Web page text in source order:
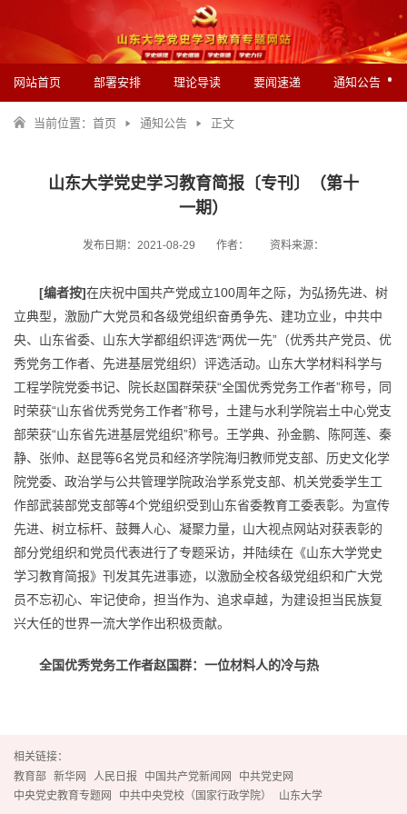
网站首页 部署安排 理论导读 要闻速递 通知公告
当前位置： 首页 通知公告 正文
山东大学党史学习教育简报〔专刊〕（第十
一期）
发布日期：2021-08-29 作者： 资料来源：
[编者按]在庆祝中国共产党成立100周年之际，为弘扬先进、树
立典型，激励广大党员和各级党组织奋勇争先、建功立业，中共中
央、山东省委、山东大学都组织评选“两优一先”（优秀共产党员、优
秀党务工作者、先进基层党组织）评选活动。山东大学材料科学与
工程学院党委书记、院长赵国群荣获“全国优秀党务工作者”称号，同
时荣获“山东省优秀党务工作者”称号，土建与水利学院岩土中心党支
部荣获“山东省先进基层党组织”称号。王学典、孙金鹏、陈阿莲、秦
静、张帅、赵昆等6名党员和经济学院海归教师党支部、历史文化学
院党委、政治学与公共管理学院政治学系党支部、机关党委学生工
作部武装部党支部等4个党组织受到山东省委教育工委表彰。为宣传
先进、树立标杆、鼓舞人心、凝聚力量，山大视点网站对获表彰的
部分党组织和党员代表进行了专题采访，并陆续在《山东大学党史
学习教育简报》刊发其先进事迹，以激励全校各级党组织和广大党
员不忘初心、牢记使命，担当作为、追求卓越，为建设担当民族复
兴大任的世界一流大学作出积极贡献。
全国优秀党务工作者赵国群：一位材料人的冷与热
相关链接：
教育部 新华网 人民日报 中国共产党新闻网
中共党史网
中央党史教育专题网
中共中央党校（国家行政学院） 山东大学